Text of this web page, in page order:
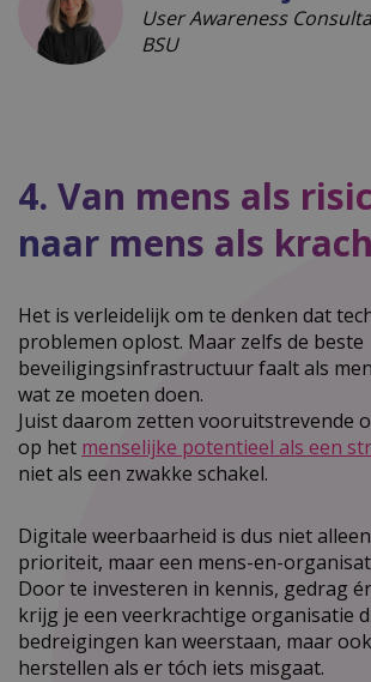
User Awareness
BSU
4. Van mens als
naar mens als
Het is verleidelijk om te denken dat
problemen oplost. Maar zelfs de beste
beveiligingsinfrastructuur faalt als
wat ze moeten doen.
Juist daarom zetten vooruitstrevende
op het menselijke potentieel als een
niet als een zwakke schakel.
Digitale weerbaarheid is dus niet
prioriteit, maar een mens-en-
Door te investeren in kennis, gedrag
krijg je een veerkrachtige organisatie
bedreigingen kan weerstaan, maar
herstellen als er tóch iets misgaat.